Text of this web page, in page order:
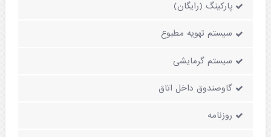
پارکینگ (رایگان)
سیستم تهویه مطبوع
سیستم گرمایشی
گاوصندوق داخل اتاق
روزنامه